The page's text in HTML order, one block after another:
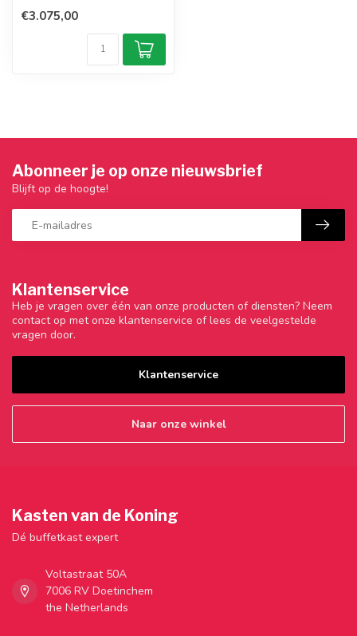
€3.075,00
Klantenservice
Heb je vragen over één van onze producten of diensten? Neem
contact op met onze klantenservice of lees de veelgestelde
vragen door.
Klantenservice
Naar onze winkel
Abonneer je op onze nieuwsbrief
Blijft op de hoogte!
Kasten van de Koning
Dé buffetkast expert
Voltastraat 50A
7006 RV Doetinchem
the Netherlands